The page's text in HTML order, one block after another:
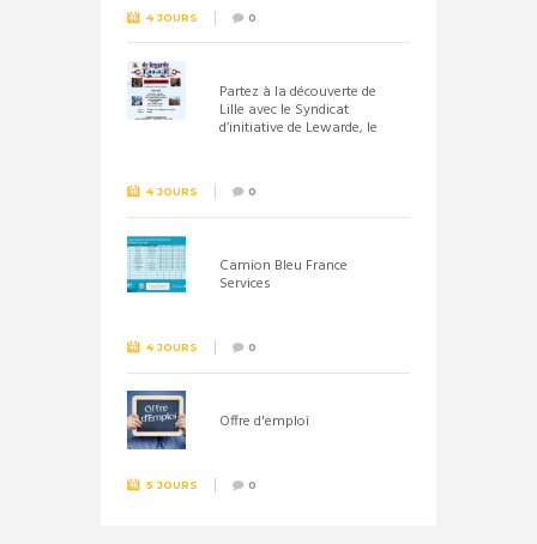
4 JOURS 0
Partez à la découverte de
Lille avec le Syndicat
d’initiative de Lewarde, le
4 JOURS 0
Camion Bleu France
Services
4 JOURS 0
Offre d'emploi
5 JOURS 0